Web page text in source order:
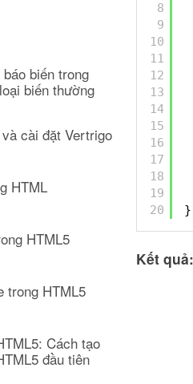
biến trong
biến thường
cài đặt Vertrigo
HTML
HTML5
trong HTML5
Cách tạo
đầu tiên
8
9
10
11
12
13
14
15
16
17
18
19
20
}
Kết quả: